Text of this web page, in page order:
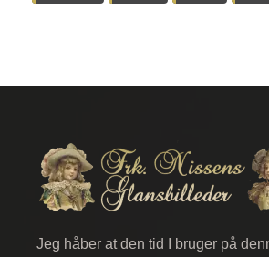
Jeg håber at den tid I bruger på